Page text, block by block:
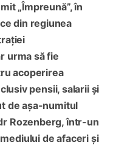
„Împreună”, în
din regiunea
urma să fie
acoperirea
pensii, salarii și
de așa-numitul
Rozenberg, într-un
de afaceri și